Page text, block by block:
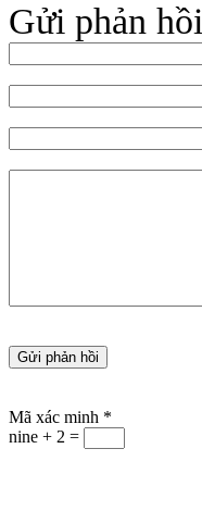
Gửi phản hồi
Mã xác minh *
nine + 2 =